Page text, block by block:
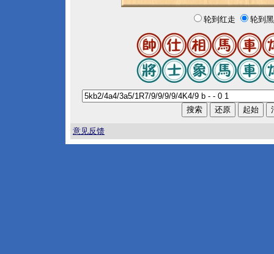
轮到红走 轮到
意见反馈